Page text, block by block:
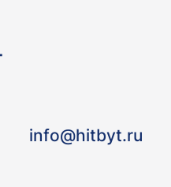
info@hitbyt.ru